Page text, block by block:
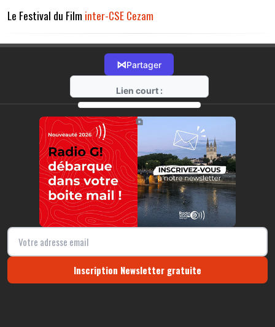
Le Festival du Filminter-CSECezam
⋈Partager
Lien court :
https://radio-g.fr?17179
⧉
Inscription Newsletter gratuite